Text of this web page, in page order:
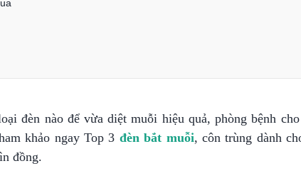
đèn nào để vừa diệt muỗi hiệu quả, phòng bệnh
khảo ngay Top 3 đèn bắt muỗi, côn trùng dành
đồng.